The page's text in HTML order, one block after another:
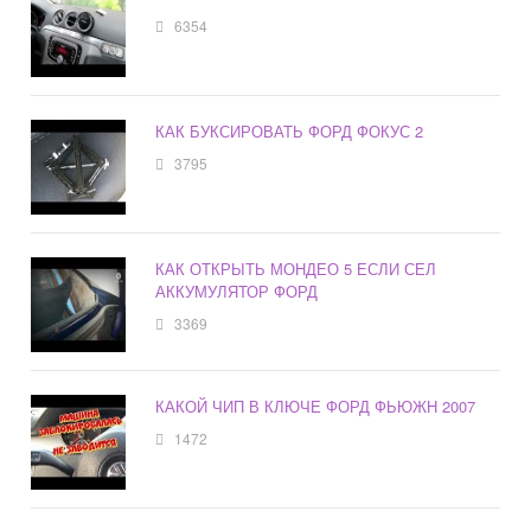
6354
КАК БУКСИРОВАТЬ ФОРД ФОКУС 2
3795
КАК ОТКРЫТЬ МОНДЕО 5 ЕСЛИ СЕЛ
АККУМУЛЯТОР ФОРД
3369
КАКОЙ ЧИП В КЛЮЧЕ ФОРД ФЬЮЖН 2007
1472